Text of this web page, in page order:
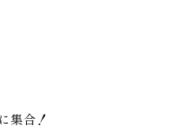
集合！